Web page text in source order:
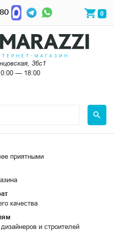
0
36с1
— 18:00
приятными
качества
и строителей